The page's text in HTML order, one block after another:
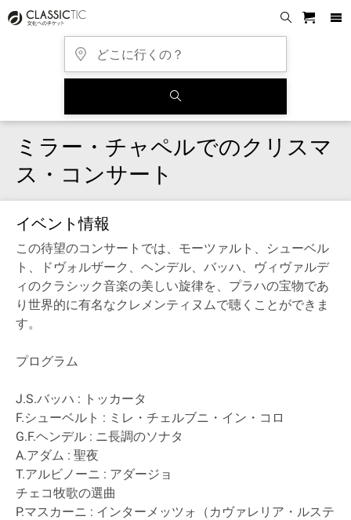
ミラー・チャペルでのクリスマ
ス・コンサート
イベント情報
この待望のコンサートでは、モーツァルト、シューベル
ト、ドヴォルザーク、ヘンデル、バッハ、ヴィヴァルデ
ィのクラシック音楽の美しい旋律を、プラハの宝物であ
り世界的に有名なクレメンティヌムで聴くことができま
す。
プログラム
J.S.バッハ : トッカータ
F.シューベルト : ミレ・チェルブニ・イン・コロ
G.F.ヘンデル : ニ長調のソナタ
A.アダム : 聖夜
T.アルビノーニ : アダージョ
チェコ牧歌の選曲
P.マスカーニ : インターメッツォ（カヴァレリア・ルステ